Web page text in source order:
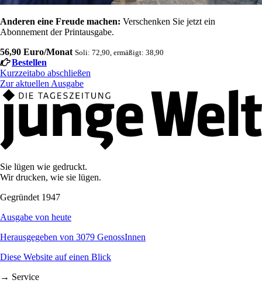
Anderen eine Freude machen: Verschenken Sie jetzt ein
Abonnement der Printausgabe.
56,90 Euro/Monat Soli: 72,90, ermäßigt: 38,90
Bestellen
Kurzzeitabo abschließen
Zur aktuellen Ausgabe
Sie lügen wie gedruckt.
Wir drucken, wie sie lügen.
Gegründet 1947
Ausgabe von heute
Herausgegeben von 3079 GenossInnen
Diese Website auf einen Blick
→ Service